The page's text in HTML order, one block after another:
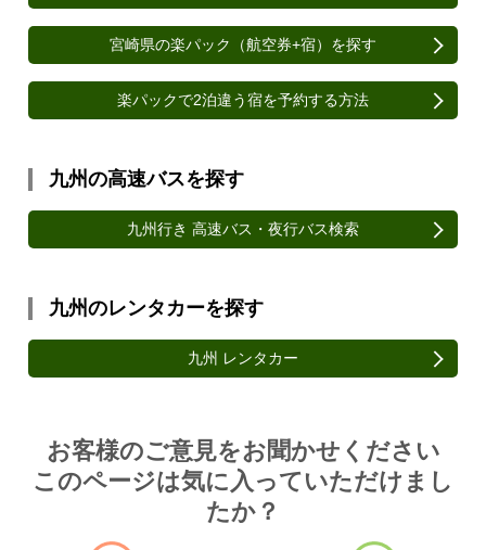
宮崎県の楽パック（航空券+宿）を探す
楽パックで2泊違う宿を予約する方法
九州の高速バスを探す
九州行き 高速バス・夜行バス検索
九州のレンタカーを探す
九州 レンタカー
Article survey
お客様のご意見をお聞かせください
このページは気に入っていただけまし
たか？